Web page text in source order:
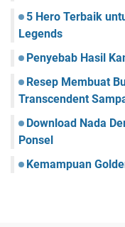
5 Hero Terbaik
Legends
Penyebab Hasil
Resep Membuat
Transcendent
Download Nada
Ponsel
Kemampuan